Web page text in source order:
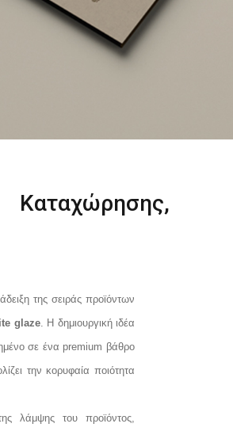
Καταχώρησης,
της σειράς προϊόντων
glaze. Η δημιουργική ιδέα
σε ένα premium βάθρο
την κορυφαία ποιότητα
λάμψης του προϊόντος,